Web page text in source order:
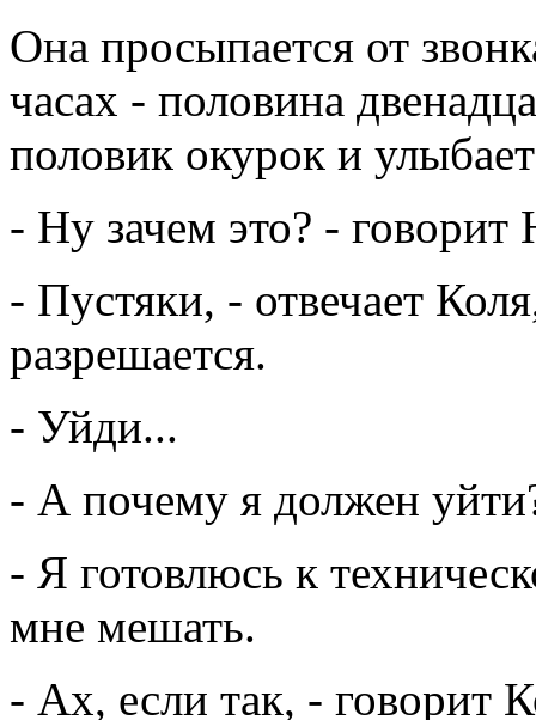
Она просыпается от
часах - половина
половик окурок и
- Ну зачем это? - говорит
- Пустяки, - отвечает
разрешается.
- Уйди...
- А почему я должен
- Я готовлюсь к
мне мешать.
- Ах, если так, - говорит